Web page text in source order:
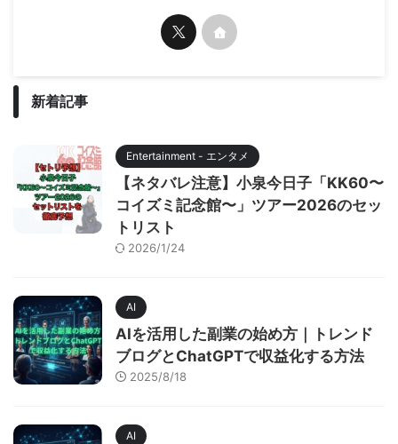
新着記事
Entertainment - エンタメ
【ネタバレ注意】小泉今日子「KK60〜
コイズミ記念館〜」ツアー2026のセッ
トリスト
2026/1/24
AI
AIを活用した副業の始め方｜トレンド
ブログとChatGPTで収益化する方法
2025/8/18
AI